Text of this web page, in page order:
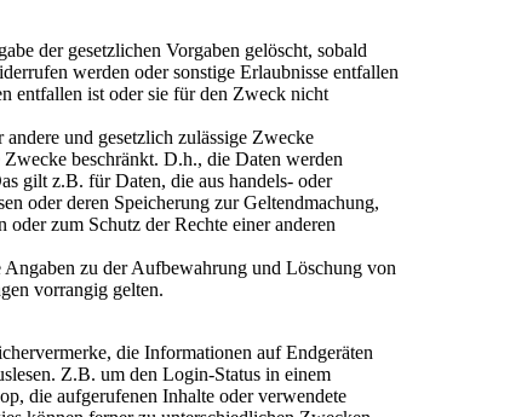
der gesetzlichen Vorgaben gelöscht, sobald
werden oder sonstige Erlaubnisse entfallen
entfallen ist oder sie für den Zweck nicht
und gesetzlich zulässige Zwecke
beschränkt. D.h., die Daten werden
gilt z.B. für Daten, die aus handels- oder
oder deren Speicherung zur Geltendmachung,
zum Schutz der Rechte einer anderen
zu der Aufbewahrung und Löschung von
vorrangig gelten.
die Informationen auf Endgeräten
Z.B. um den Login-Status in einem
die aufgerufenen Inhalte oder verwendete